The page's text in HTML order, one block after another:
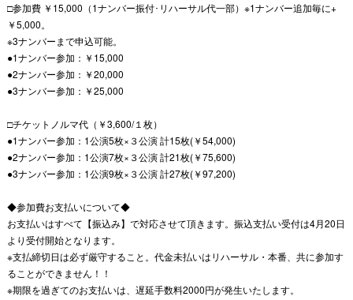
□参加費 ￥15,000（1ナンバー振付･リハーサル代一部）※1ナンバー追加毎に+
￥5,000。
※3ナンバーまで申込可能。
●1ナンバー参加：￥15,000
●2ナンバー参加：￥20,000
●3ナンバー参加：￥25,000
□チケットノルマ代（￥3,600/１枚）
●1ナンバー参加：1公演5枚×３公演 計15枚(￥54,000)
●2ナンバー参加：1公演7枚×３公演 計21枚(￥75,600)
●3ナンバー参加：1公演9枚×３公演 計27枚(￥97,200)
◆参加費お支払いについて◆
お支払いはすべて【振込み】で対応させて頂きます。振込支払い受付は4月20日
より受付開始となります。
※支払締切日は必ず厳守すること。代金未払いはリハーサル・本番、共に参加す
ることができません！！
※期限を過ぎてのお支払いは、遅延手数料2000円が発生いたします。